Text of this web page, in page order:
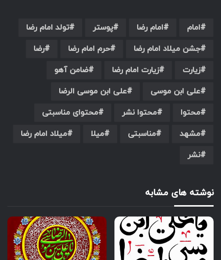
امام امام رضا پوستر
تولد امام رضا
جشن میلاد امام رضا
حرم امام رضا
رضا
زیارت
زیارت امام رضا
ضامن آهو
علی ابن موسی
علی ابن موسی الرضا
محتوا
محتوا نشر
محتوای مناسبتی
مشهد
مناسبتی میلا
میلاد امام رضا
نشر
نوشته های مشابه